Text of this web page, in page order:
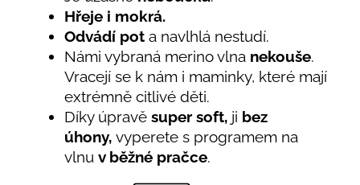
Hřeje i mokrá.
Odvádí pot a navlhlá nestudí.
Námi vybraná merino vlna nekouše.
Vracejí se k nám i maminky, které mají
extrémně citlivé děti.
Díky úpravě super soft, ji bez
úhony, vyperete s programem na
vlnu v běžné pračce.